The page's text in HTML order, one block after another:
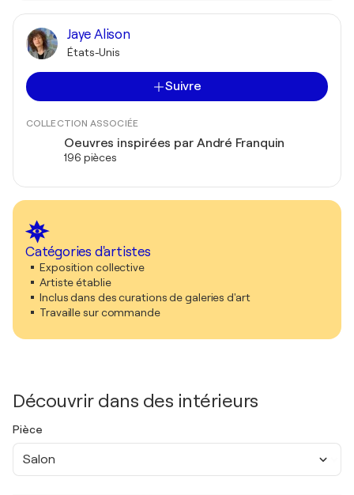
Jaye Alison
États-Unis
Suivre
COLLECTION ASSOCIÉE
Oeuvres inspirées par André Franquin
196 pièces
Catégories d'artistes
Exposition collective
Artiste établie
Inclus dans des curations de galeries d'art
Travaille sur commande
Découvrir dans des intérieurs
Pièce
Salon